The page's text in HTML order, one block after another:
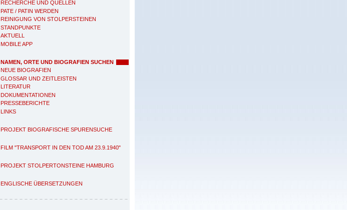
RECHERCHE UND QUELLEN
PATE / PATIN WERDEN
REINIGUNG VON STOLPERSTEINEN
STANDPUNKTE
AKTUELL
MOBILE APP
NAMEN, ORTE UND BIOGRAFIEN SUCHEN
NEUE BIOGRAFIEN
GLOSSAR UND ZEITLEISTEN
LITERATUR
DOKUMENTATIONEN
PRESSEBERICHTE
LINKS
PROJEKT BIOGRAFISCHE SPURENSUCHE
FILM "TRANSPORT IN DEN TOD AM 23.9.1940"
PROJEKT STOLPERTONSTEINE HAMBURG
ENGLISCHE ÜBERSETZUNGEN